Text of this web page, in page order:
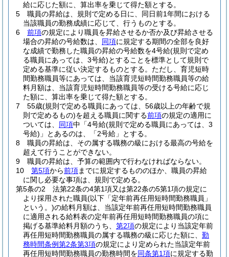
給に応じた額に、算出率を乗じて得た額とする。
5
職員の昇給は、規則で定める日に、同日前1年間における
当該職員の勤務成績に応じて、行うものとする。
6
前項の規定により職員を昇給させるか否か及び昇給させる
場合の昇給の号給数は、 同項に規定する期間の全部を良好
な成績で勤務した職員の昇給の号給数を4号給(規則で定め
る職員にあっては、3号給)とすることを標準として規則で
定める基準に従い決定するものとする。 ただし、育児短時
間勤務職員等にあっては、当該育児短時間勤務職員等の給
料月額は、当該育児短時間勤務職員等の受ける号給に応じ
た額に、算出率を乗じて得た額とする。
7
55歳(規則で定める職員にあっては、56歳以上の年齢で規
則で定めるもの)を超える職員に関する前項の規定の適用に
ついては、 同項中「4号給(規則で定める職員にあっては、3
号給) 」とあるのは、「2号給」とする。
8
職員の昇給は、その属する職務の級における最高の号給を
超えて行うことができない。
9
職員の昇給は、予算の範囲内で行わなければならない。
10
第5項から前項までに規定するもののほか、職員の昇給
に関し必要な事項は、規則で定める。
第5条の2
法第22条の4第1項又は第22条の5第1項の規定に
より採用された職員(以下「定年前再任用短時間勤務職員」
という。)の給料月額は、当該定年前再任用短時間勤務職員
に適用される給料表の定年前再任用短時間勤務職員の項に
掲げる基準給料月額のうち、 第2項の規定により当該定年前
再任用短時間勤務職員の属する職務の級に応じた額に、 勤
務時間条例第2条第3項の規定により定められた当該定年前
再任用短時間勤務職員の勤務時間を同条第1項に規定する勤